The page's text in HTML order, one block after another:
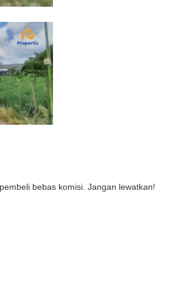
bebas komisi. Jangan lewatkan!